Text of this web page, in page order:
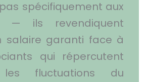
spécifiquement aux
— ils revendiquent
salaire garanti face à
qui répercutent
les fluctuations du